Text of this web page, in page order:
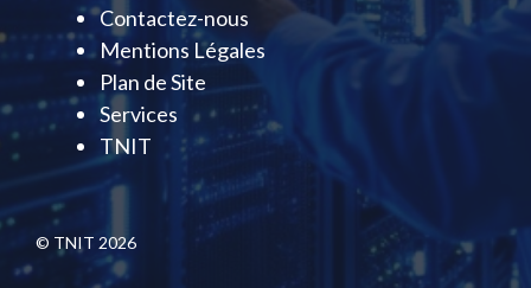
Contactez-nous
Mentions Légales
Plan de Site
Services
TNIT
© TNIT 2026